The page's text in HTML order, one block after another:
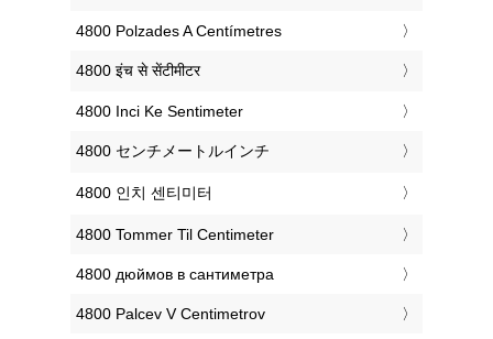
‎4800 Polzades A Centímetres
‎4800 इंच से सेंटीमीटर
‎4800 Inci Ke Sentimeter
‎4800 センチメートルインチ
‎4800 인치 센티미터
‎4800 Tommer Til Centimeter
‎4800 дюймов в сантиметра
‎4800 Palcev V Centimetrov